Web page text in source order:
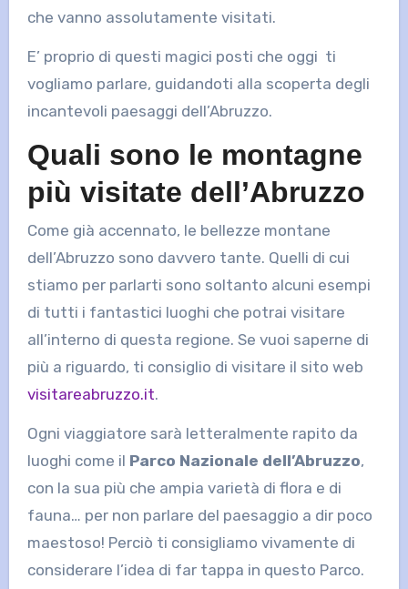
che vanno assolutamente visitati.
E’ proprio di questi magici posti che oggi ti
vogliamo parlare, guidandoti alla scoperta degli
incantevoli paesaggi dell’Abruzzo.
Quali sono le montagne
più visitate dell’Abruzzo
Come già accennato, le bellezze montane
dell’Abruzzo sono davvero tante. Quelli di cui
stiamo per parlarti sono soltanto alcuni esempi
di tutti i fantastici luoghi che potrai visitare
all’interno di questa regione. Se vuoi saperne di
più a riguardo, ti consiglio di visitare il sito web
visitareabruzzo.it.
Ogni viaggiatore sarà letteralmente rapito da
luoghi come il Parco Nazionale dell’Abruzzo,
con la sua più che ampia varietà di flora e di
fauna… per non parlare del paesaggio a dir poco
maestoso! Perciò ti consigliamo vivamente di
considerare l’idea di far tappa in questo Parco.